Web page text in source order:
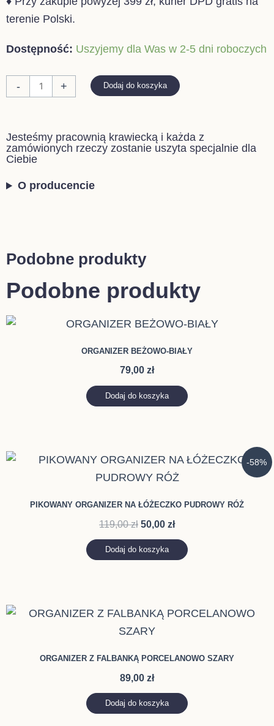
terenie Polski.
Dostępność: Uszyjemy dla Was w 2-5 dni roboczych
-
ilość
SZARY
+ Dodaj do koszyka
Jesteśmy pracownią krawiecką i każda z
zamówionych rzeczy zostanie uszyta specjalnie dla
Ciebie
O producencie
Podobne produkty
Podobne produkty
ORGANIZER BEŻOWO-BIAŁY
79,00 zł
Dodaj do koszyka
-58%
PIKOWANY ORGANIZER NA ŁÓŻECZKO PUDROWY RÓŻ
119,00zł
Pierwotna
wynosiła:
50,00 zł
Aktualna
cena
wynosi:
Dodaj do koszyka
ORGANIZER Z FALBANKĄ PORCELANOWO SZARY
89,00 zł
Dodaj do koszyka